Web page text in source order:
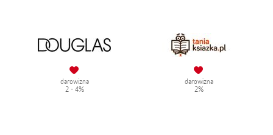
darowizna
2 - 4%
darowizna
2%